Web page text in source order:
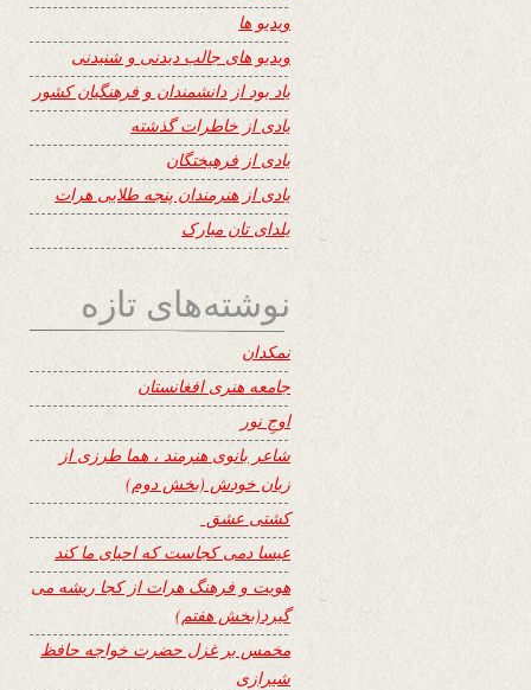
ویدیو ها
ویدیو های جالب دیدنی و شنیدنی
یاد بود از دانشمندان و فرهنگیان کشور
یادی از خاطرات گذشته
یادی از فرهیختگان
یادی از هنرمندان پنجه طلایی هرات
یلدای تان مبارک
نوشته‌های تازه
نمکدان
جامعه هنری افغانستان
اوجِ نور
شاعر بانوی هنرمند ، هما طرزی از
زبان خودش (بخش دوم)
کشتی عشق
عیسا دمی کجاست که احیای ما کند
هویت و فرهنگ هرات از کجا ریشه می
گیرد(بخش هفتم)
مخمس بر غزل حضرت خواجه حافظ
شیرازی